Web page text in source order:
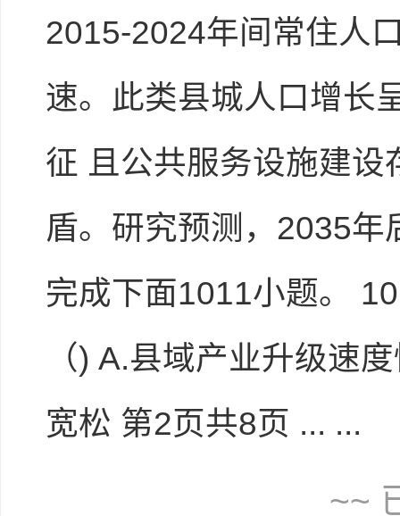
2015-2024年间常住人
速。此类县城人口增长
征 且公共服务设施建设
盾。研究预测，2035
完成下面1011小题。
（) A.县域产业升级速
宽松 第2页共8页 ... ...
~~